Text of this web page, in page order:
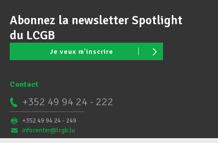
Abonnez la newsletter Spotlight
du LCGB
Je veux m'inscrire
Contact
+352 49 94 24 - 222
+352 49 94 24 - 249
infocenter@lcgb.lu